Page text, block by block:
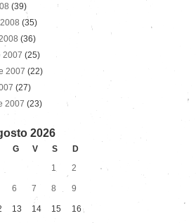
(39)
(35)
(36)
2007 (25)
2007 (22)
(27)
2007 (23)
2026
G V S
D
1
2
6 7 8 9
13 14 15 16